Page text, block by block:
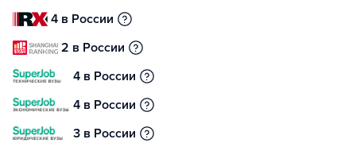
4 в России
2 в России
4 в России
4 в России
3 в России